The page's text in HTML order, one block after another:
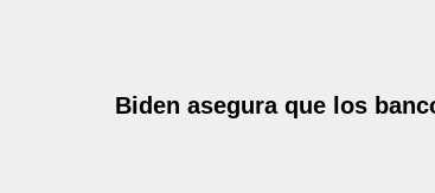
Biden asegura que los